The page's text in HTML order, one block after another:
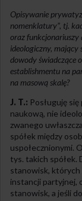
Opisywanie
nomenklatury”, tj.
oraz
ideologiczny, mający
dowody świadczące
establishmentu na
na masową skalę?
J. T.: Posługuję
naukową, nie
zwanego
spółek między
uspołecznionymi.
tys. takich spółek.
stanowisk, których
instancji partyjnej,
stanowisk, a jeśli